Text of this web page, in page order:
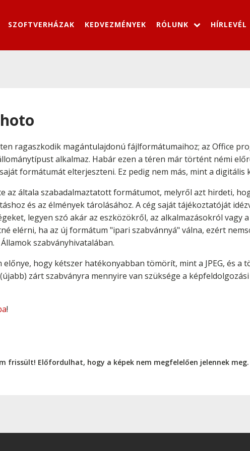
SZOFTVERHÁZAK KEDVEZMÉNYEK RÓLUNK HÍRLEVÉL
ragaszkodik magántulajdonú fájlformátumaihoz; az Office
alkalmaz. Habár ezen a téren már történt némi
formátumát elterjeszteni. Ez pedig nem más, mint a digitális
az általa szabadalmaztatott formátumot, melyről azt hirdeti,
és az élmények tárolásához. A cég saját tájékoztatóját
legyen szó akár az eszközökről, az alkalmazásokról vagy
elérni, ha az új formátum "ipari szabvánnyá" válna, ezért
szabványhivatalában.
hogy kétszer hatékonyabban tömörít, mint a JPEG, és a
zárt szabványra mennyire van szüksége a
!
frissült! Előfordulhat, hogy a képek nem megfelelően jelennek meg.